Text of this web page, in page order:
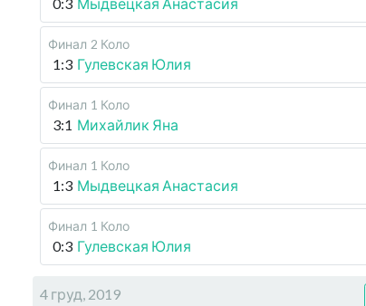
0:3 Мыдвецкая Анастасия
Финал 2 Коло
1:3 Гулевская Юлия
Финал 1 Коло
3:1 Михайлик Яна
Финал 1 Коло
1:3 Мыдвецкая Анастасия
Финал 1 Коло
0:3 Гулевская Юлия
4 груд, 2019